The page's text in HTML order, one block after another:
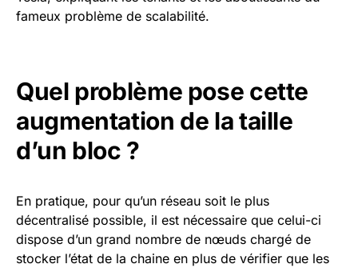
fameux problème de scalabilité.
Quel problème pose cette
augmentation de la taille
d’un bloc ?
En pratique, pour qu’un réseau soit le plus
décentralisé possible, il est nécessaire que celui-ci
dispose d’un grand nombre de nœuds chargé de
stocker l’état de la chaine en plus de vérifier que les